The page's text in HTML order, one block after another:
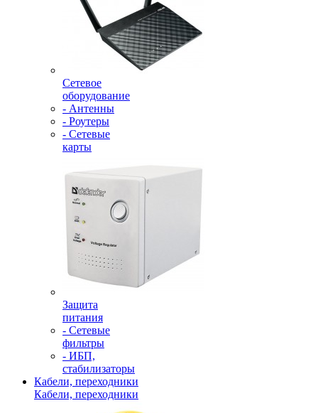
Сетевое
оборудование
- Антенны
- Роутеры
- Сетевые
карты
Защита
питания
- Сетевые
фильтры
- ИБП,
стабилизаторы
Кабели, переходники
Кабели, переходники